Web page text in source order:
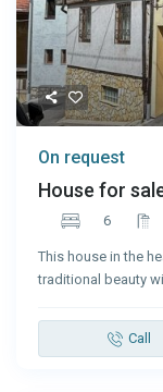
On request
House for
6
This house in the
traditional beauty
Call